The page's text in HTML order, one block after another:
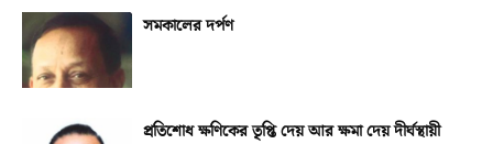
সমকালের দর্পণ
প্রতিশোধ ক্ষণিকের তৃপ্তি দেয় আর ক্ষমা দেয় দীর্ঘস্থায়ী